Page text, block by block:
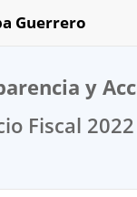
Guerrero
y
Fiscal 2022